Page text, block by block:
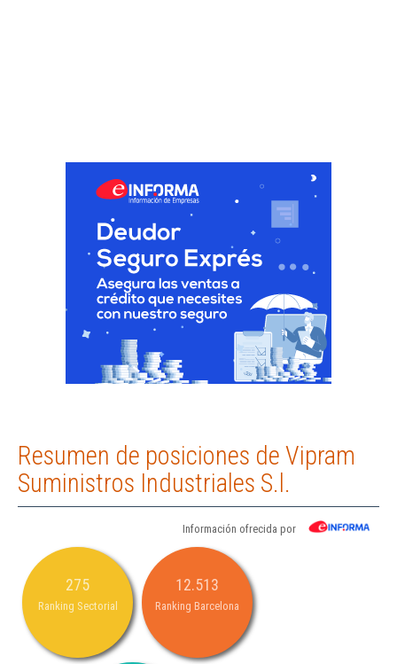
Resumen de posiciones de Vipram
Suministros Industriales S.l.
Información ofrecida por
275
Ranking Sectorial
12.513
Ranking Barcelona